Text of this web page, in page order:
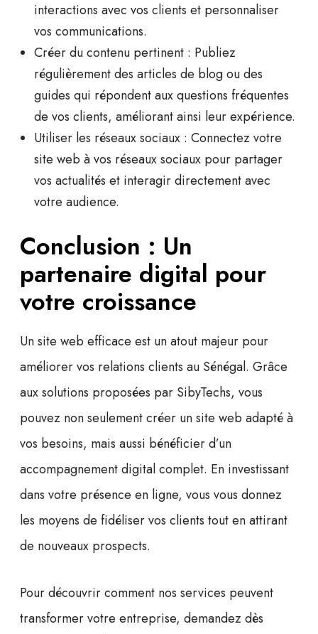
interactions avec vos clients et personnaliser
vos communications.
Créer du contenu pertinent : Publiez
régulièrement des articles de blog ou des
guides qui répondent aux questions fréquentes
de vos clients, améliorant ainsi leur expérience.
Utiliser les réseaux sociaux : Connectez votre
site web à vos réseaux sociaux pour partager
vos actualités et interagir directement avec
votre audience.
Conclusion : Un
partenaire digital pour
votre croissance
Un site web efficace est un atout majeur pour
améliorer vos relations clients au Sénégal. Grâce
aux solutions proposées par SibyTechs, vous
pouvez non seulement créer un site web adapté à
vos besoins, mais aussi bénéficier d’un
accompagnement digital complet. En investissant
dans votre présence en ligne, vous vous donnez
les moyens de fidéliser vos clients tout en attirant
de nouveaux prospects.
Pour découvrir comment nos services peuvent
transformer votre entreprise, demandez dès